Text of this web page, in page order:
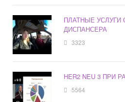
ПЛАТНЫЕ УСЛУГИ
ДИСПАНСЕРА
3323
HER2 NEU 3 ПРИ
5564